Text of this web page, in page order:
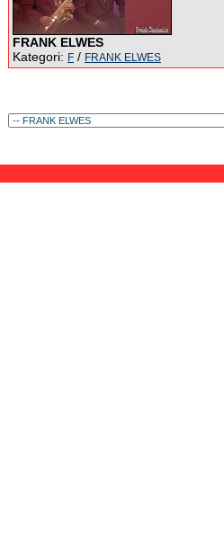
FRANK ELWES
Kategori: F / FRANK ELWES